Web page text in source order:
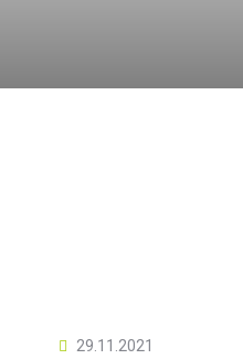
29.11.2021